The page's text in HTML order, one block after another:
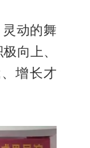
动的舞
向上、
增长才